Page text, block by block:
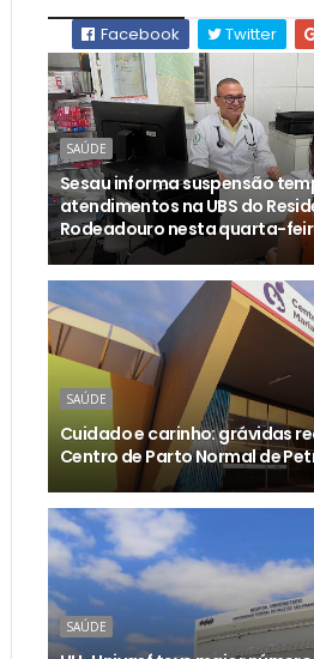
Facebook
Twitter
SAÚDE
Sesau informa suspensão
atendimentos na UBS do
Rodeadouro nesta quarta-
SAÚDE
Cuidado e carinho: grávidas
Centro de Parto Normal de
SAÚDE